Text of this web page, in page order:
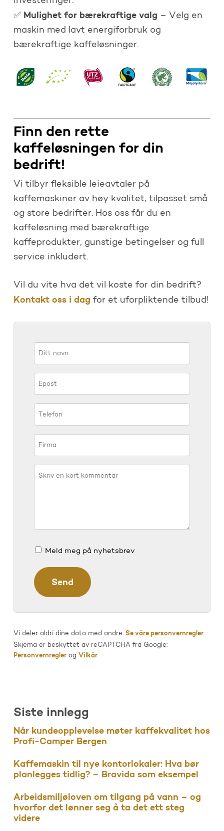
✅ Mulighet for bærekraftige valg – Velg en
maskin med lavt energiforbruk og
bærekraftige kaffeløsninger.
Finn den rette
kaffeløsningen for din
bedrift!
Vi tilbyr fleksible leieavtaler på
kaffemaskiner av høy kvalitet, tilpasset små
og store bedrifter. Hos oss får du en
kaffeløsning med bærekraftige
kaffeprodukter, gunstige betingelser og full
service inkludert.
Vil du vite hva det vil koste for din bedrift?
Kontakt oss i dag for et uforpliktende tilbud!
Meld meg på nyhetsbrev
Vi deler aldri dine data med andre. Se våre personvernregler
Skjema er beskyttet av reCAPTCHA fra Google:
Personvernreglerog Vilkår
Siste innlegg
Når kundeopplevelse møter kaffekvalitet hos
Profi-Camper Bergen
Kaffemaskin til nye kontorlokaler: Hva bør
planlegges tidlig? – Bravida som eksempel
Arbeidsmiljøloven om tilgang på vann – og
hvorfor det lønner seg å ta det ett steg
videre